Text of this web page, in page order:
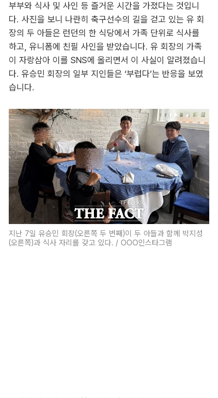
부부와 식사 및 사인 등 즐거운 시간을 가졌다는 것입니
다. 사진을 보니 나란히 축구선수의 길을 걷고 있는 유 회
장의 두 아들은 런던의 한 식당에서 가족 단위로 식사를
하고, 유니폼에 친필 사인을 받았습니다. 유 회장의 가족
이 자랑삼아 이를 SNS에 올리면서 이 사실이 알려졌습니
다. 유승민 회장의 일부 지인들은 ‘부럽다’는 반응을 보였
습니다.
지난 7일 유승민 회장(오른쪽 두 번째)이 두 아들과 함께 박지성
(오른쪽)과 식사 자리를 갖고 있다. / OOO인스타그램